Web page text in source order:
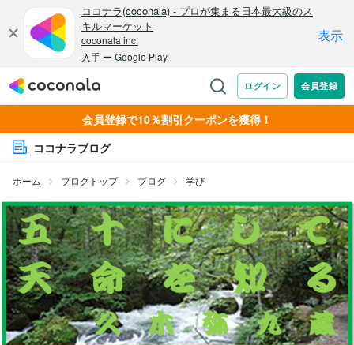
会員登録で10％割引クーポンを獲得！
ココナラブログ
ホーム ブログトップ ブログ 学び